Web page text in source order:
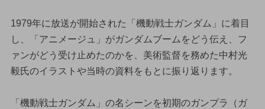
1979年に放送が開始された「機動戦士ガンダム」に着目
し、「アニメージュ」がガンダムブームをどう伝え、フ
ァンがどう受け止めたのかを、美術監督を務めた中村光
毅氏のイラストや当時の資料をもとに振り返ります。
「機動戦士ガンダム」の名シーンを初期のガンプラ（ガ